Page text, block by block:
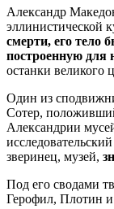
Александр
эллинистической
смерти, его тело
построенную для
останки великого
Один из
Сотер,
Александрии
зверинец, музей,
Под его сводами
Герофил, Плотин